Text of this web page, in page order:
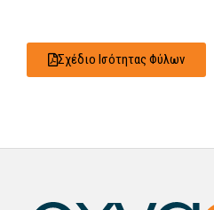
Σχέδιο Ισότητας Φύλων